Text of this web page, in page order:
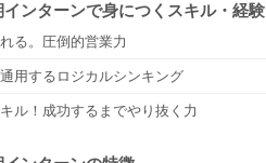
インターンで身につくスキル・経験
る。圧倒的営業力
用するロジカルシンキング
ル！成功するまでやり抜く力